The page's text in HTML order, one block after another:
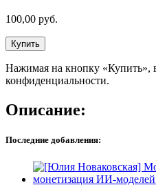
100,00 руб.
Купить
Нажимая на кнопку «Купить»,
конфиденциальности.
Описание:
Последние добавления: